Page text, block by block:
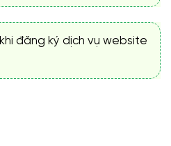
khi đăng ký dịch vụ website